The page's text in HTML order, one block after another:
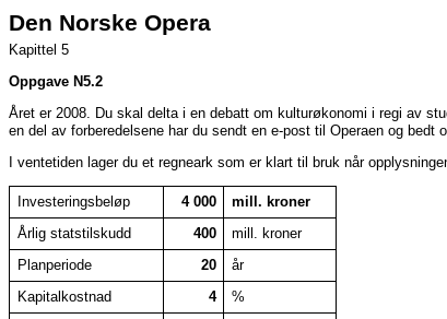
Den Norske Opera
Kapittel 5
Oppgave N5.2
Året er 2008. Du skal delta i en debatt om kulturøkonomi i regi av
en del av forberedelsene har du sendt en e-post til Operaen og
I ventetiden lager du et regneark som er klart til bruk når
Investeringsbeløp 4 000
mill. kroner
Årlig statstilskudd
400
mill. kroner
Planperiode
20
år
Kapitalkostnad
4
%